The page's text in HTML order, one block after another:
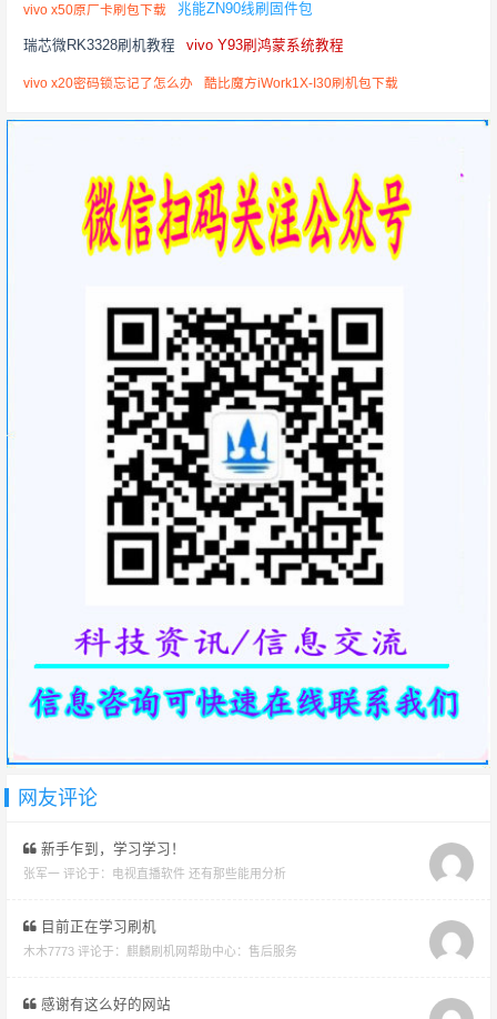
vivo x50原厂卡刷包下载 兆能ZN90线刷固件包
瑞芯微RK3328刷机教程 vivo Y93刷鸿蒙系统教程
vivo x20密码锁忘记了怎么办 酷比魔方iWork1X-I30刷机包下载
网友评论
新手乍到，学习学习！
张军一 评论于： 电视直播软件 还有那些能用分析
目前正在学习刷机
木木7773 评论于： 麒麟刷机网帮助中心：售后服务
感谢有这么好的网站